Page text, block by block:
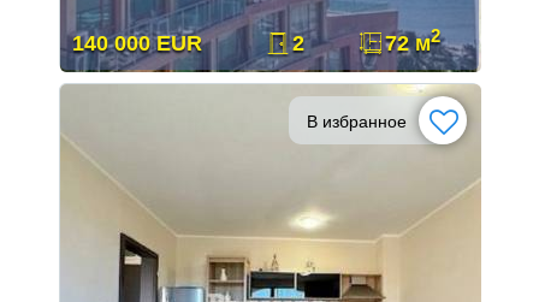
140 000 EUR 2 72 м2
В избранное